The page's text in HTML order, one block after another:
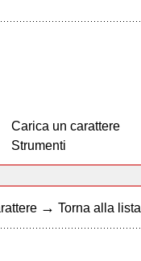
Carica un carattere
Strumenti
→ Torna alla lista